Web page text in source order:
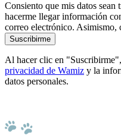
Consiento que mis datos sean
hacerme llegar información
correo electrónico. Asimismo,
Suscribirme
Al hacer clic en
privacidad de Wamiz y la
datos personales.